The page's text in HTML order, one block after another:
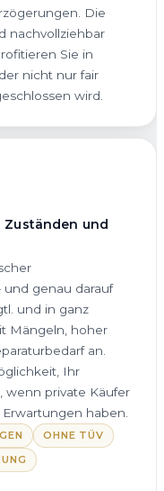
Die
nachvollziehbar
Sie in
nicht nur fair
wird.
Zuständen und
und genau darauf
und in ganz
Mängeln, hoher
an.
Ihr
wenn private Käufer
haben.
OHNE TÜV